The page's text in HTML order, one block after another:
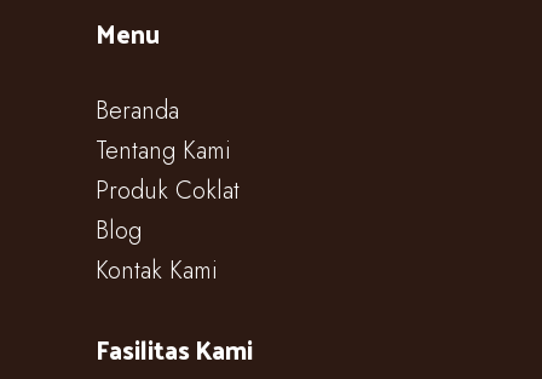
Menu
Beranda
Tentang Kami
Produk Coklat
Blog
Kontak Kami
Fasilitas Kami